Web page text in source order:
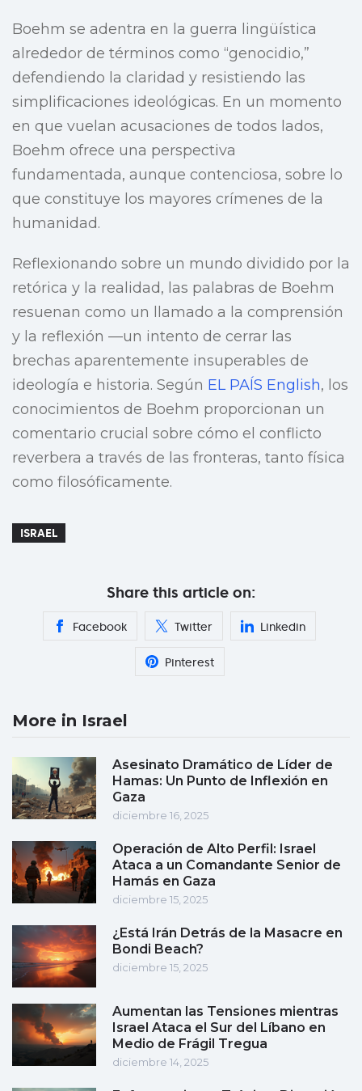
Boehm se adentra en la guerra lingüística
alrededor de términos como “genocidio,”
defendiendo la claridad y resistiendo las
simplificaciones ideológicas. En un momento
en que vuelan acusaciones de todos lados,
Boehm ofrece una perspectiva
fundamentada, aunque contenciosa, sobre lo
que constituye los mayores crímenes de la
humanidad.
Reflexionando sobre un mundo dividido por la
retórica y la realidad, las palabras de Boehm
resuenan como un llamado a la comprensión
y la reflexión —un intento de cerrar las
brechas aparentemente insuperables de
ideología e historia. Según EL PAÍS English, los
conocimientos de Boehm proporcionan un
comentario crucial sobre cómo el conflicto
reverbera a través de las fronteras, tanto física
como filosóficamente.
ISRAEL
Share this article on:
Facebook Twitter Linkedin
Pinterest
More in Israel
Asesinato Dramático de Líder de
Hamas: Un Punto de Inflexión en
Gaza
diciembre 16, 2025
Operación de Alto Perfil: Israel
Ataca a un Comandante Senior de
Hamás en Gaza
diciembre 15, 2025
¿Está Irán Detrás de la Masacre en
Bondi Beach?
diciembre 15, 2025
Aumentan las Tensiones mientras
Israel Ataca el Sur del Líbano en
Medio de Frágil Tregua
diciembre 14, 2025